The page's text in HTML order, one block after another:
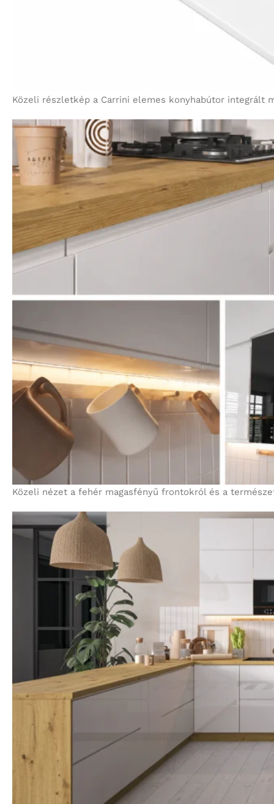
Közeli részletkép a Carrini elemes konyhabútor integrált
Közeli nézet a fehér magasfényű frontokról és a